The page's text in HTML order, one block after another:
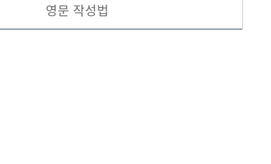
영문 작성법